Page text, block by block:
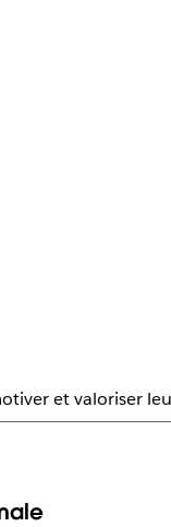
et valoriser